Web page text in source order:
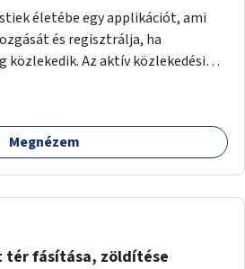
életébe egy applikációt, ami
és regisztrálja, ha
közlekedik. Az aktív közlekedési
Megnézem
tér fásítása, zöldítése